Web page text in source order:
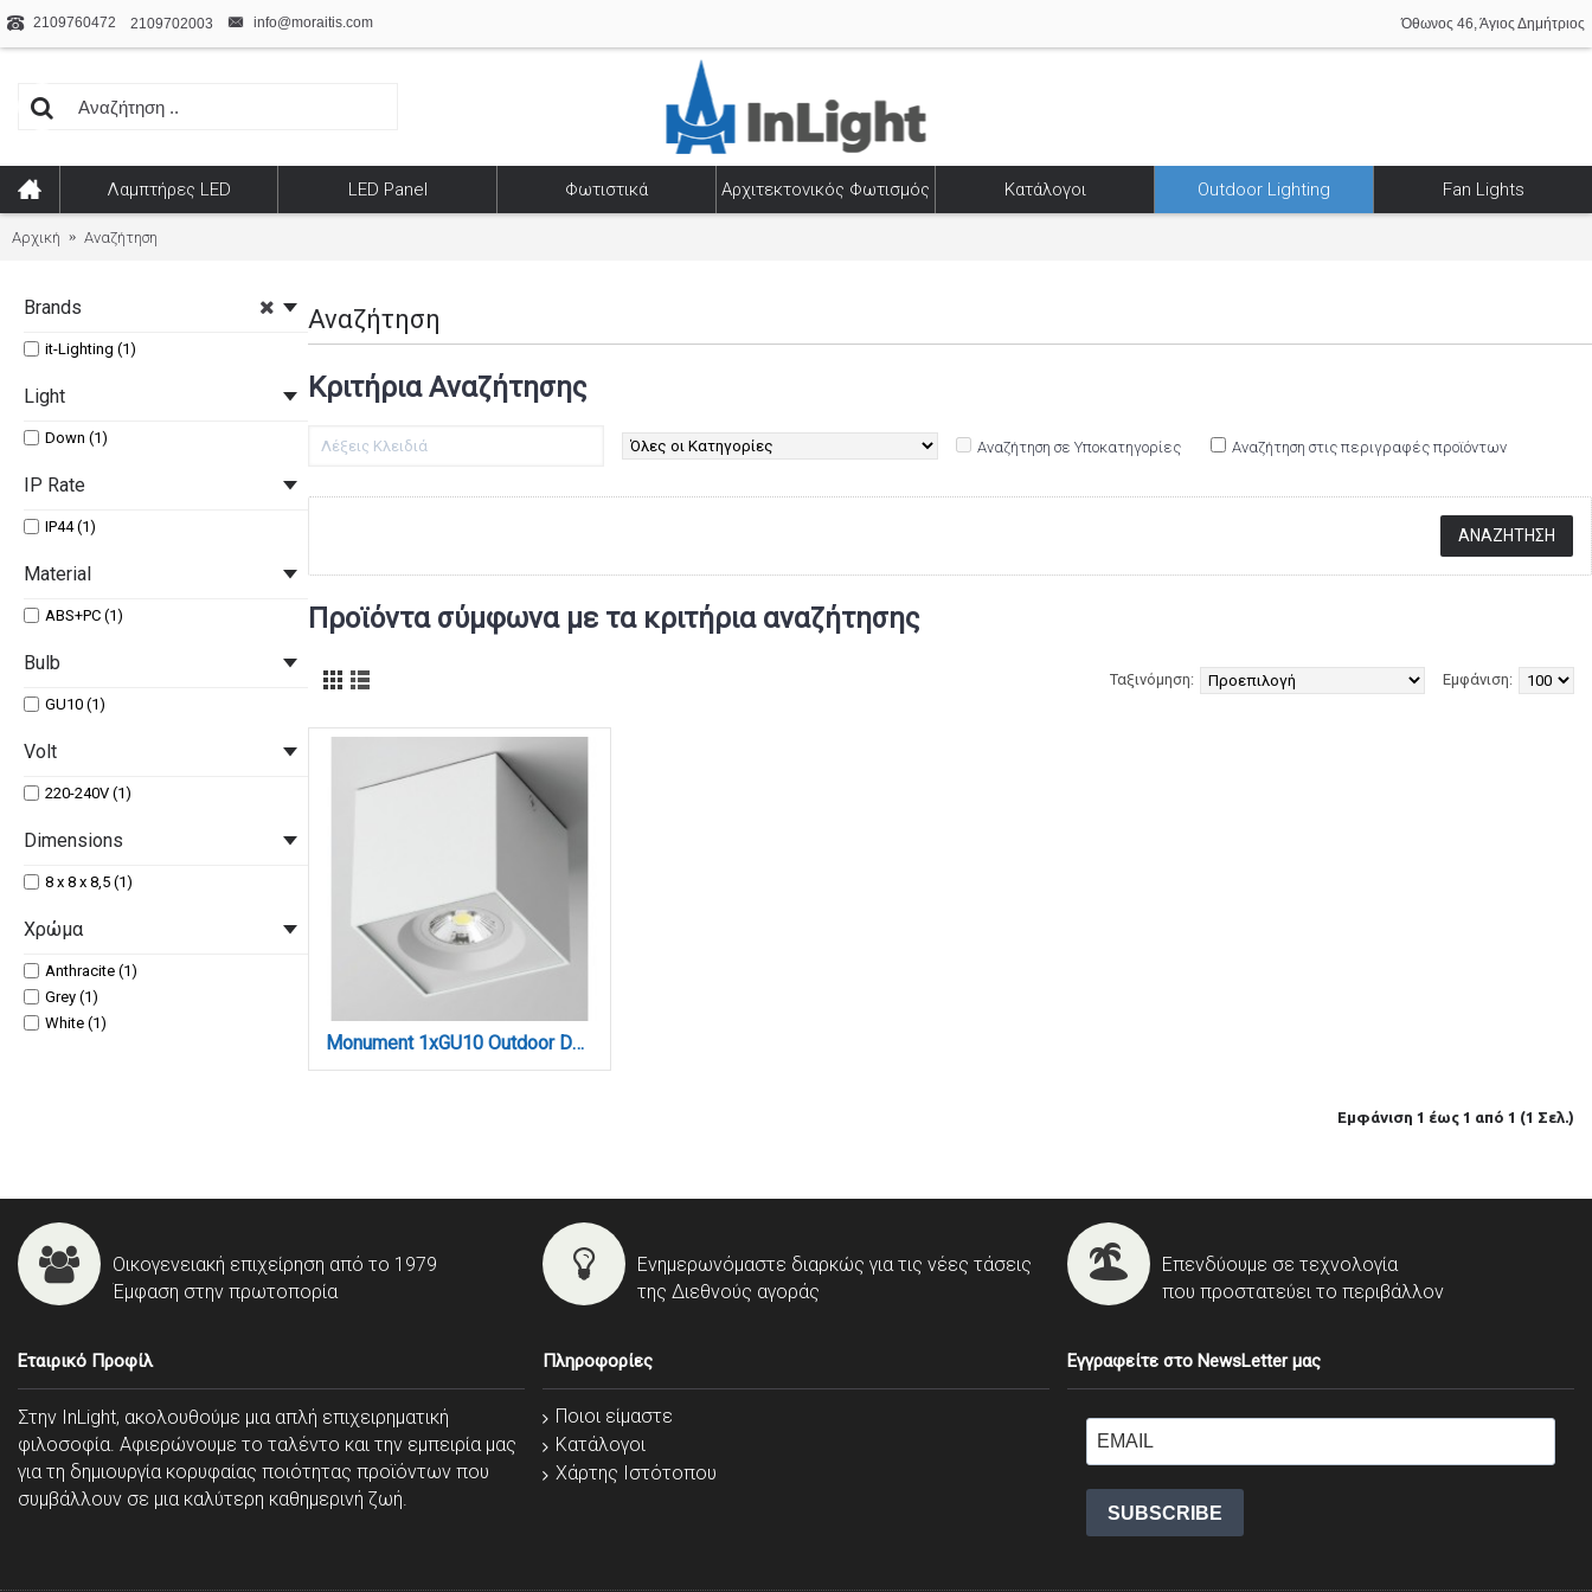
2109760472 2109702003 info@moraitis.com Όθωνος 46, Άγιος Δημήτριος
Λαμπτήρες LED LED Panel Φωτιστικά Αρχιτεκτονικός Φωτισμός Κατάλογοι Outdoor Lighting Fan Lights
Αρχική Αναζήτηση
Brands
it-Lighting (1)
Light
Down (1)
IP Rate
IP44 (1)
Material
ABS+PC (1)
Bulb
GU10 (1)
Volt
220-240V (1)
Dimensions
8 x 8 x 8,5 (1)
Χρώμα
Anthracite (1)
Grey (1)
White (1)
Αναζήτηση
Κριτήρια Αναζήτησης
Αναζήτηση σε Υποκατηγορίες Αναζήτηση στις περιγραφές προϊόντων
Προϊόντα σύμφωνα με τα κριτήρια αναζήτησης
Εμφάνιση:
Ταξινόμηση:
Monument 1xGU10 Outdoor Down Wall Lamp White D:8cm (80301024)
Εμφάνιση 1 έως 1 από 1 (1 Σελ.)
Οικογενειακή επιχείρηση από το 1979
Έμφαση στην πρωτοπορία
Ενημερωνόμαστε διαρκώς για τις νέες τάσεις
της Διεθνούς αγοράς
Επενδύουμε σε τεχνολογία
που προστατεύει το περιβάλλον
Εταιρικό Προφίλ
Στην InLight, ακολουθούμε μια απλή επιχειρηματική
φιλοσοφία. Αφιερώνουμε το ταλέντο και την εμπειρία μας
για τη δημιουργία κορυφαίας ποιότητας προϊόντων που
συμβάλλουν σε μια καλύτερη καθημερινή ζωή.
Πληροφορίες
Ποιοι είμαστε
Κατάλογοι
Χάρτης Ιστότοπου
Εγγραφείτε στο NewsLetter μας
SUBSCRIBE